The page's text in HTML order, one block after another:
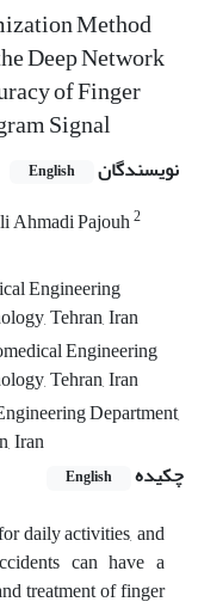
Method
Deep Network
of Finger
Signal
نویسندگان English
Ahmadi Pajouh2
Engineering
Tehran, Iran
Engineering
Tehran, Iran
Department,
Iran
چکیده
English
daily activities, and
can have a
treatment of finger